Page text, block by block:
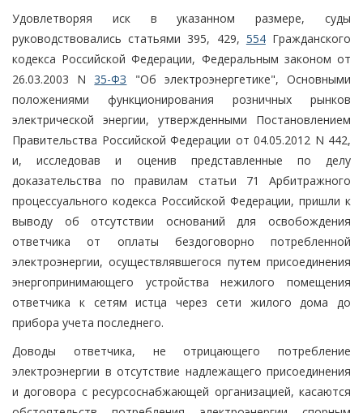
Удовлетворяя иск в указанном размере, суды
руководствовались статьями 395, 429, 554Гражданского
кодекса Российской Федерации, Федеральным законом от
26.03.2003 N35-ФЗ "Об электроэнергетике", Основными
положениями функционирования розничных рынков
электрической энергии, утвержденными Постановлением
Правительства Российской Федерации от 04.05.2012 N 442,
и, исследовав и оценив представленные по делу
доказательства по правилам статьи 71 Арбитражного
процессуального кодекса Российской Федерации, пришли к
выводу об отсутствии оснований для освобождения
ответчика от оплаты бездоговорно потребленной
электроэнергии, осуществлявшегося путем присоединения
энергопринимающего устройства нежилого помещения
ответчика к сетям истца через сети жилого дома до
прибора учета последнего.
Доводы ответчика, не отрицающего потребление
электроэнергии в отсутствие надлежащего присоединения
и договора с ресурсоснабжающей организацией, касаются